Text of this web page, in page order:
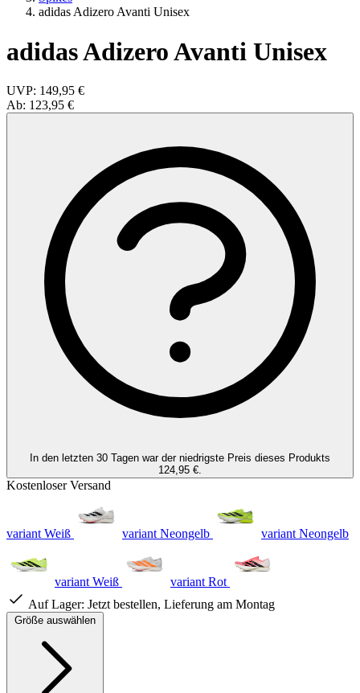
adidas Adizero Avanti Unisex
adidas Adizero Avanti Unisex
UVP: 149,95 €
Ab: 123,95 €
In den letzten 30 Tagen war der niedrigste Preis dieses Produkts
124,95 €.
Kostenloser Versand
variant Weiß variant Neongelb variant Neongelb
variant Weiß
variant Rot
Auf Lager: Jetzt bestellen, Lieferung am Montag
Größe auswählen